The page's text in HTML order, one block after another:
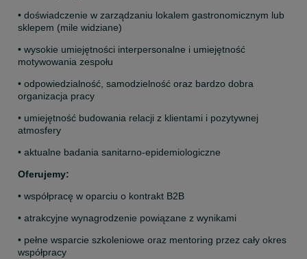
• doświadczenie w zarządzaniu lokalem gastronomicznym lub
sklepem (mile widziane)
• wysokie umiejętności interpersonalne i umiejętność
motywowania zespołu
• odpowiedzialność, samodzielność oraz bardzo dobra
organizacja pracy
• umiejętność budowania relacji z klientami i pozytywnej
atmosfery
• aktualne badania sanitarno-epidemiologiczne
Oferujemy:
• współpracę w oparciu o kontrakt B2B
• atrakcyjne wynagrodzenie powiązane z wynikami
• pełne wsparcie szkoleniowe oraz mentoring przez cały okres
współpracy